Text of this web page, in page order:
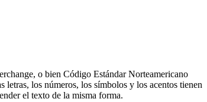
o bien Código Estándar Norteamericano
letras, los números, los símbolos y los acentos tienen
el texto de la misma forma.